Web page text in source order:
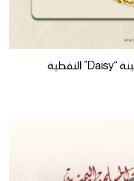
القوات المسلحة تستهدف سفينة “Daisy” النفطية